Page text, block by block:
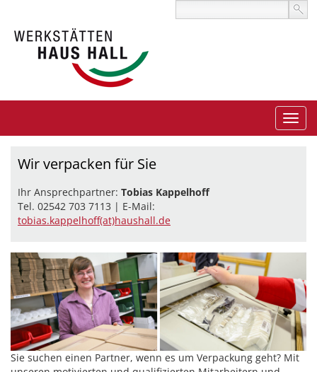
Wir verpacken für Sie
Ihr Ansprechpartner: Tobias Kappelhoff
Tel. 02542 703 7113 | E-Mail:
tobias.kappelhoff(at)haushall.de
Sie suchen einen Partner, wenn es um Verpackung geht? Mit